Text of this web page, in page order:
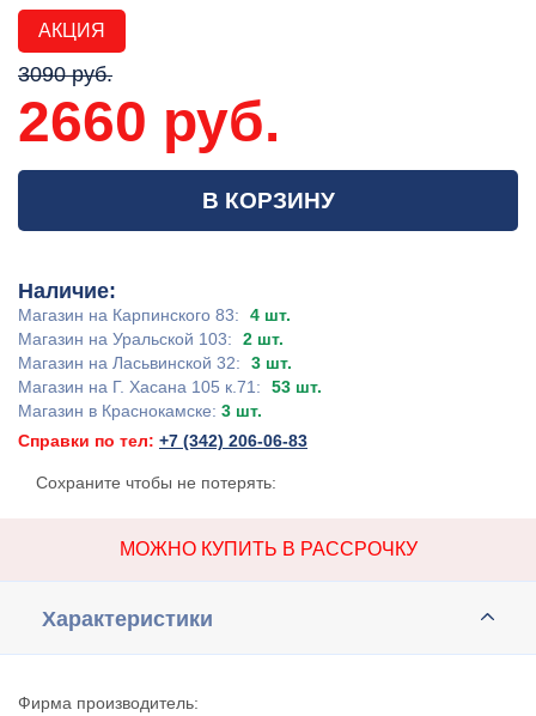
АКЦИЯ
3090 руб.
2660 руб.
В КОРЗИНУ
Наличие:
Магазин на Карпинского 83:
4 шт.
Магазин на Уральской 103:
2 шт.
Магазин на Ласьвинской 32:
3 шт.
Магазин на Г. Хасана 105 к.71:
53 шт.
Магазин в Краснокамске: 3 шт.
Справки по тел: +7 (342) 206-06-83
Сохраните чтобы не потерять:
МОЖНО КУПИТЬ В РАССРОЧКУ
Характеристики
Фирма производитель: